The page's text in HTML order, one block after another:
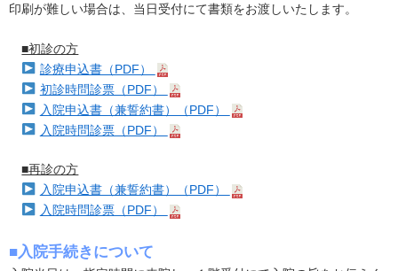
印刷が難しい場合は、当日受付にて書類をお渡しいたします。
■初診の方
診療申込書（PDF）
初診時問診票（PDF）
入院申込書（兼誓約書）（PDF）
入院時問診票（PDF）
■再診の方
入院申込書（兼誓約書）（PDF）
入院時問診票（PDF）
■入院手続きについて